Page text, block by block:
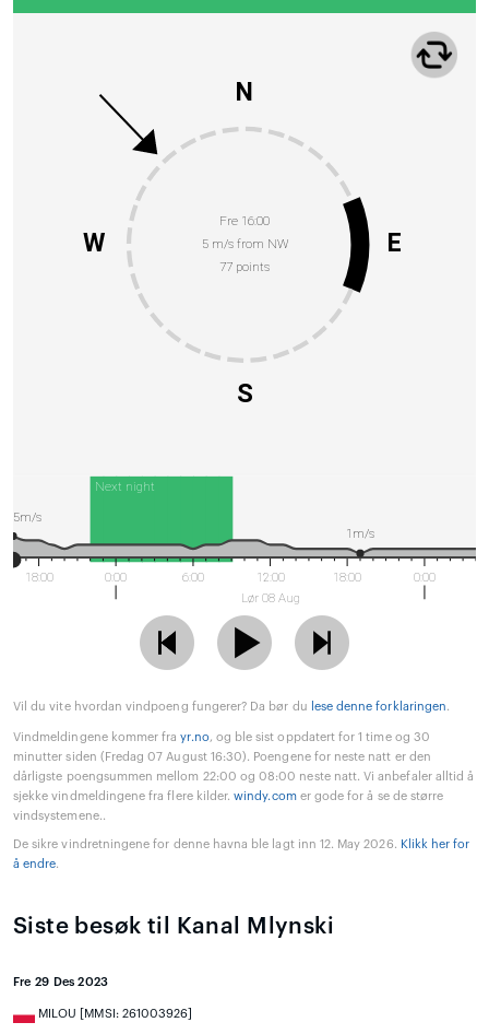
Fre 16:00
5 m/s from NW
77 points
N
E
S
W
Next night
18:00 0:00 6:00
12:00
Lør 08 Aug
18:00 0:00
5m/s
1m/s
Vil du vite hvordan vindpoeng fungerer? Da bør du lese denne forklaringen.
Vindmeldingene kommer frayr.no, og ble sist oppdatert for 1 time og 30
minutter siden (Fredag 07 August 16:30). Poengene for neste natt er den
dårligste poengsummen mellom 22:00 og 08:00 neste natt. Vi anbefaler alltid å
sjekke vindmeldingene fra flere kilder.windy.comer gode for å se de større
vindsystemene..
De sikre vindretningene for denne havna ble lagt inn 12. May 2026. Klikk her for
å endre.
Siste besøk til Kanal Mlynski
Fre 29 Des 2023
MILOU [MMSI: 261003926]